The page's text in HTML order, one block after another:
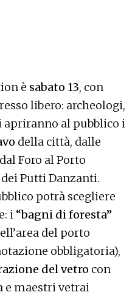
è sabato 13, con
libero: archeologi,
al pubblico i
della città, dalle
Foro al Porto
Putti Danzanti.
potrà scegliere
i “bagni di foresta”
del porto
obbligatoria),
del vetro con
e maestri vetrai